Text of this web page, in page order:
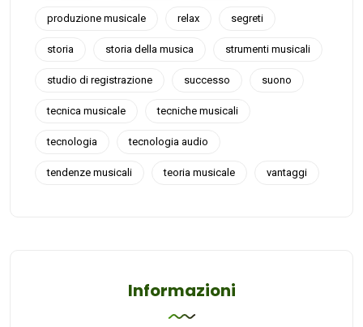
produzione musicale relax segreti
storia storia della musica strumenti musicali
studio di registrazione successo suono
tecnica musicale tecniche musicali
tecnologia tecnologia audio
tendenze musicali teoria musicale vantaggi
Informazioni